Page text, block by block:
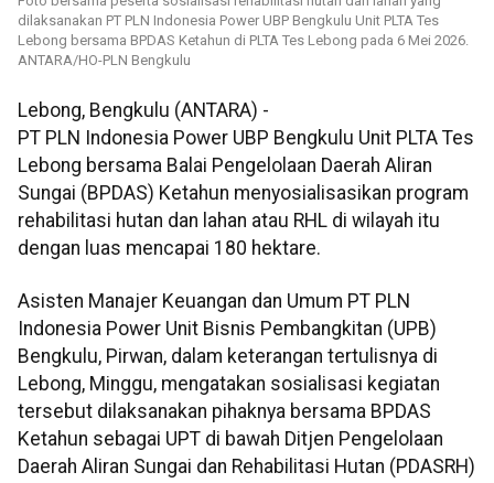
dilaksanakan PT PLN Indonesia Power UBP Bengkulu Unit PLTA Tes
Lebong bersama BPDAS Ketahun di PLTA Tes Lebong pada 6 Mei 2026.
ANTARA/HO-PLN Bengkulu
Lebong, Bengkulu (ANTARA) -
PT PLN Indonesia Power UBP Bengkulu Unit PLTA Tes
Lebong bersama Balai Pengelolaan Daerah Aliran
Sungai (BPDAS) Ketahun menyosialisasikan program
rehabilitasi hutan dan lahan atau RHL di wilayah itu
dengan luas mencapai 180 hektare.
Asisten Manajer Keuangan dan Umum PT PLN
Indonesia Power Unit Bisnis Pembangkitan (UPB)
Bengkulu, Pirwan, dalam keterangan tertulisnya di
Lebong, Minggu, mengatakan sosialisasi kegiatan
tersebut dilaksanakan pihaknya bersama BPDAS
Ketahun sebagai UPT di bawah Ditjen Pengelolaan
Daerah Aliran Sungai dan Rehabilitasi Hutan (PDASRH)